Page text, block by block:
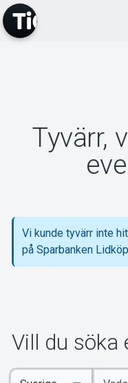
Tyvärr,
Vi kunde tyvärr inte
på Sparbanken
Vill du söka
Ange
Select